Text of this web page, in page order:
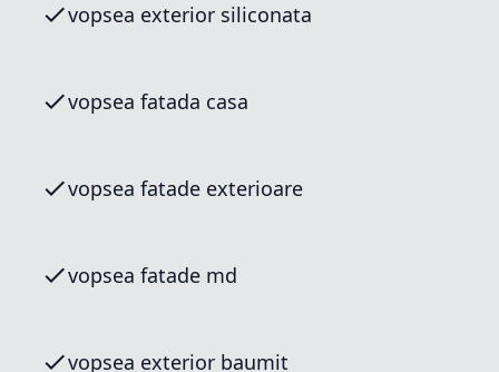
vopsea exterior siliconata
vopsea fatada casa
vopsea fatade exterioare
vopsea fatade md
vopsea exterior baumit